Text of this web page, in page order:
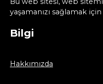
yaşamanızı sağlamak
Bilgi
Hakkımızda